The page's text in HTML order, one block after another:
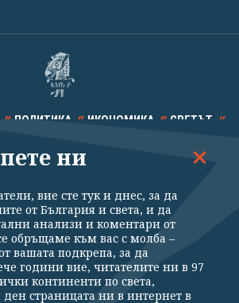
ПОЛИТИКА ИКОНОМИКА СВЕТЪТ
ТЕХНОЛОГИИ КАЛЕЙДОСКОП
Политика за поверителност
Контакти За Клуб Z
ни
вие сте тук и днес, за да
от България и света, и да
анализи и коментари от
обръщаме към вас с молба –
вашата подкрепа, за да
години вие, читателите ни в 97
континенти по света,
ден страницата ни в интернет в